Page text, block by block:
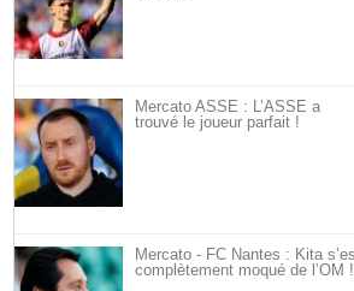
Mercato ASSE : L’ASSE a
trouvé le joueur parfait !
Mercato - FC Nantes : Kita
complètement moqué de l’OM !